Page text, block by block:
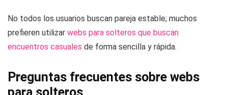
No todos los usuarios buscan pareja estable; muchos
prefieren utilizar webs para solteros que buscan
encuentros casuales de forma sencilla y rápida.
Preguntas frecuentes sobre webs